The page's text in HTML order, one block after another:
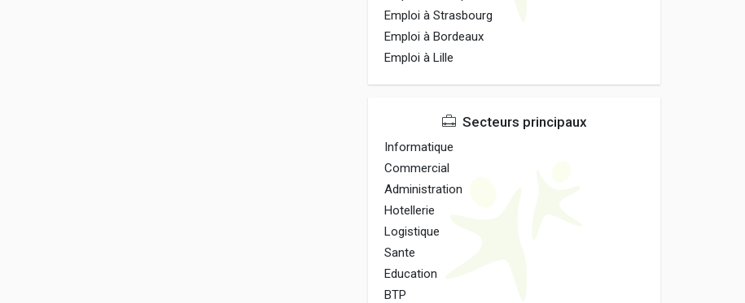
Emploi à Strasbourg
Emploi à Bordeaux
Emploi à Lille
Secteurs principaux
Informatique
Commercial
Administration
Hotellerie
Logistique
Sante
Education
BTP